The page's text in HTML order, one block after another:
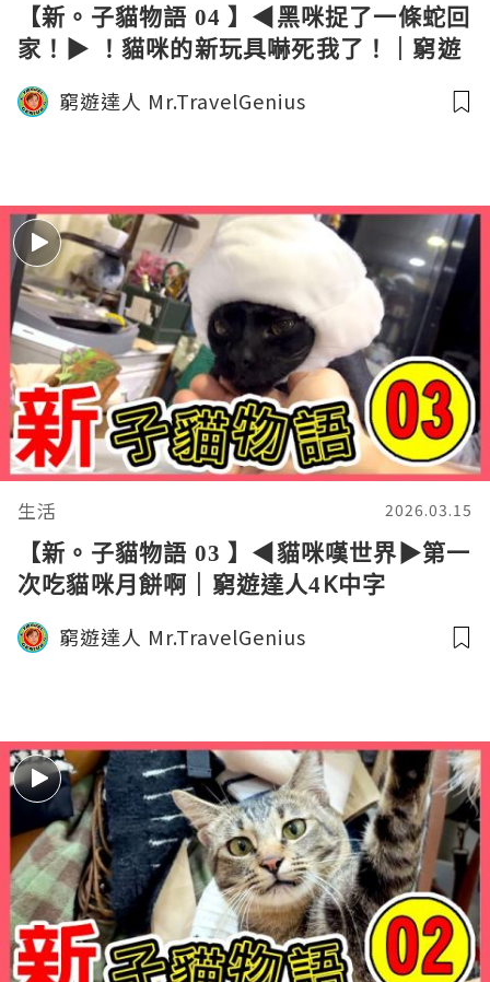
【新。子貓物語 04 】◀︎黑咪捉了一條蛇回
家！▶︎ ！貓咪的新玩具嚇死我了！｜窮遊
達人4K中字
窮遊達人 Mr.TravelGenius
生活 2026.03.15
【新。子貓物語 03 】◀︎貓咪嘆世界▶︎第一
次吃貓咪月餅啊｜窮遊達人4K中字
窮遊達人 Mr.TravelGenius